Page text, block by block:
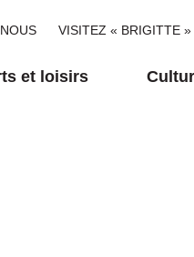
VISITEZ « BRIGITTE »
et loisirs